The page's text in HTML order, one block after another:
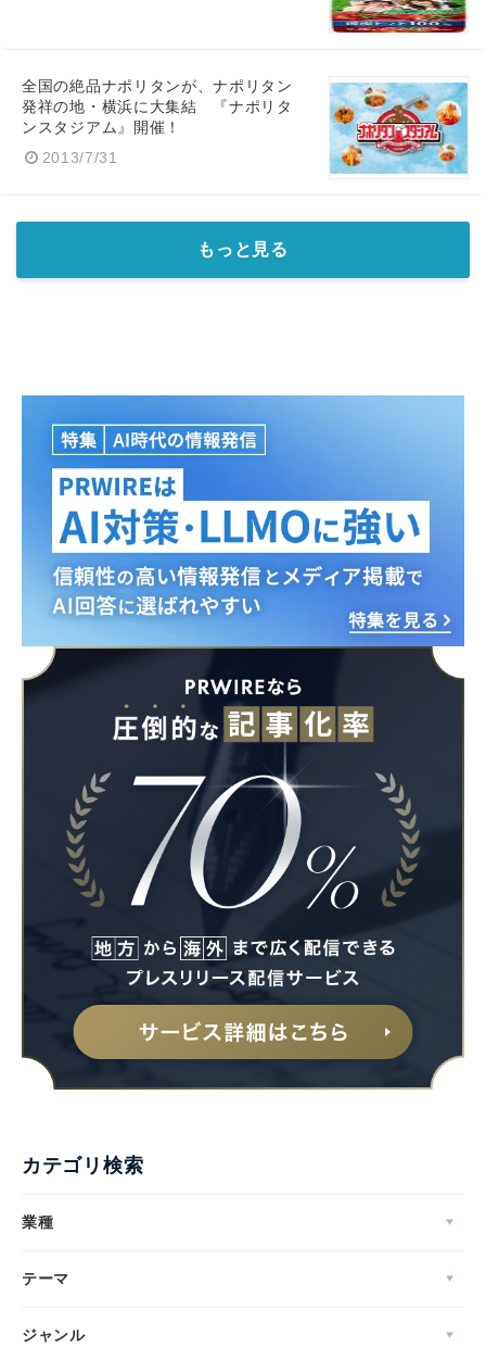
全国の絶品ナポリタンが、ナポリタン
発祥の地・横浜に大集結 『ナポリタ
ンスタジアム』開催！
2013/7/31
もっと見る
カテゴリ検索
業種
テーマ
ジャンル